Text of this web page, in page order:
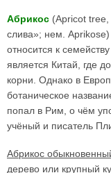
Абрикос (Apricot
слива»; нем.
относится к
является Китай, где
корни. Однако в
ботаническое
попал в Рим, о чём
учёный и писатель
Абрикос
дерево или крупный